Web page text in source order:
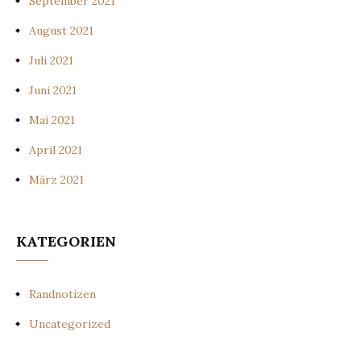
August 2021
Juli 2021
Juni 2021
Mai 2021
April 2021
März 2021
KATEGORIEN
Randnotizen
Uncategorized